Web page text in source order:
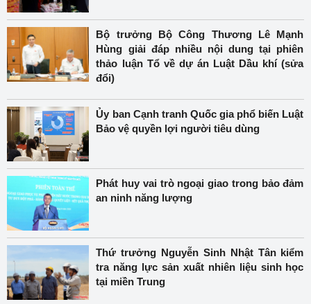
Bộ trưởng Bộ Công Thương Lê Mạnh
Hùng giải đáp nhiều nội dung tại phiên
thảo luận Tổ về dự án Luật Dầu khí (sửa
đổi)
Ủy ban Cạnh tranh Quốc gia phổ biến Luật
Bảo vệ quyền lợi người tiêu dùng
Phát huy vai trò ngoại giao trong bảo đảm
an ninh năng lượng
Thứ trưởng Nguyễn Sinh Nhật Tân kiểm
tra năng lực sản xuất nhiên liệu sinh học
tại miền Trung